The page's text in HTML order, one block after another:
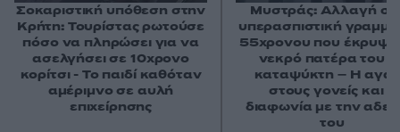
Σοκαριστική υπόθεση στην
Κρήτη: Τουρίστας ρωτούσε
πόσο να πληρώσει για να
ασελγήσει σε 10χρονο
κορίτσι - Το παιδί καθόταν
αμέριμνο σε αυλή
επιχείρησης
Μυστράς: Αλλαγή
υπερασπιστική
55χρονου που έκρυψε
νεκρό πατέρα του
καταψύκτη – Η
στους γονείς και η
διαφωνία με την
του